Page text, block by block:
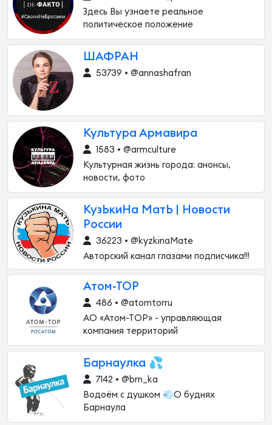
Здесь Вы узнаете реальное
политическое положение
ШАФРАН
53739 • @annashafran
Культура Армавира
1583 • @armculture
Культурная жизнь города: анонсы,
новости, фото
КузЬкиНа МатЬ | Новости
России
36223 • @kyzkinaMate
Авторский канал глазами подписчика!!!
Атом-ТОР
486 • @atomtorru
АО «Атом-ТОР» - управляющая
компания территорий
Барнаулка 💦
7142 • @brn_ka
Водоём с душком 💨О буднях
Барнаула